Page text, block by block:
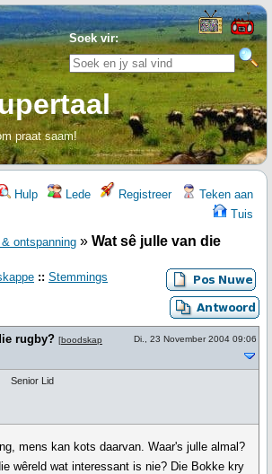
Soek vir:
praat saam!
Hulp Lede Registreer
Teken aan
Tuis
ontspanning » Wat sê julle van die
:: Stemmings
rugby? [boodskap
Di., 23 November 2004 09:06
Senior Lid
mens kan kots daarvan. Waar's julle almal?
wêreld wat interessant is nie? Die Bokke kry